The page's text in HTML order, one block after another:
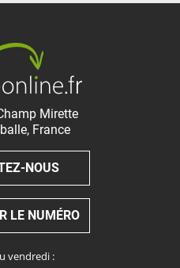
Mirette
, France
NOUS
LE NUMÉRO
vendredi :